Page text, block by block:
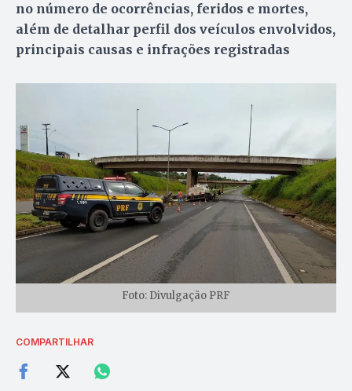
no número de ocorrências, feridos e mortes,
além de detalhar perfil dos veículos envolvidos,
principais causas e infrações registradas
Foto: Divulgação PRF
COMPARTILHAR